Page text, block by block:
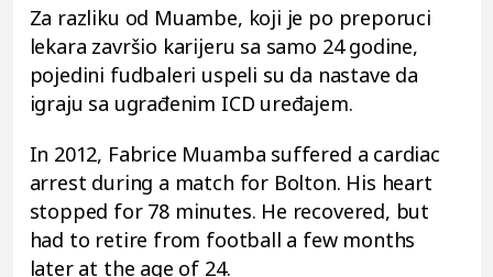
Za razliku od Muambe, koji je po preporuci
lekara završio karijeru sa samo 24 godine,
pojedini fudbaleri uspeli su da nastave da
igraju sa ugrađenim ICD uređajem.
In 2012, Fabrice Muamba suffered a cardiac
arrest during a match for Bolton. His heart
stopped for 78 minutes. He recovered, but
had to retire from football a few months
later at the age of 24.